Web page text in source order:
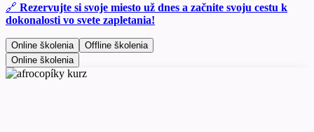
🔗 Rezervujte si svoje miesto už dnes a začnite svoju cestu k
dokonalosti vo svete zapletania!
Online školenia
Offline školenia
Online školenia